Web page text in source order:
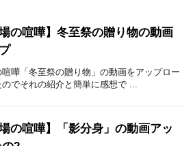
場の喧嘩】冬至祭の贈り物の動画
嘩「冬至祭の贈り物」の動画をアップロー
のでそれの紹介と簡単に感想で ...
場の喧嘩】「影分身」の動画アッ